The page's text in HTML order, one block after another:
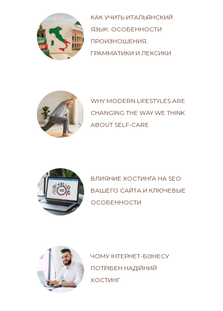
КАК УЧИТЬ ИТАЛЬЯНСКИЙ
ЯЗЫК: ОСОБЕННОСТИ
ПРОИЗНОШЕНИЯ,
ГРАММАТИКИ И ЛЕКСИКИ
WHY MODERN LIFESTYLES ARE
CHANGING THE WAY WE THINK
ABOUT SELF-CARE
ВЛИЯНИЕ ХОСТИНГА НА SEO
ВАШЕГО САЙТА И КЛЮЧЕВЫЕ
ОСОБЕННОСТИ
ЧОМУ ІНТЕРНЕТ-БІЗНЕСУ
ПОТРІБЕН НАДІЙНИЙ
ХОСТИНГ